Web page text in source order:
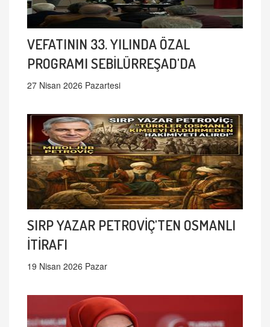
VEFATININ 33. YILINDA ÖZAL
PROGRAMI SEBİLÜRREŞAD'DA
27 Nisan 2026 Pazartesi
SIRP YAZAR PETROVİÇ'TEN OSMANLI
İTİRAFI
19 Nisan 2026 Pazar